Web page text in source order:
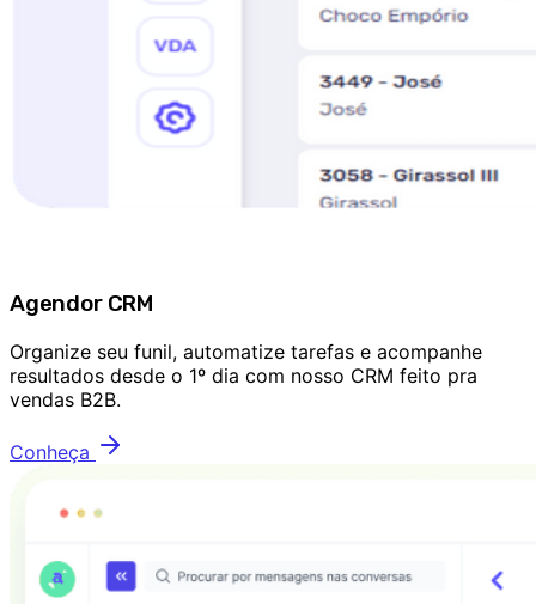
Agendor CRM
Organize seu funil, automatize tarefas e acompanhe
resultados desde o 1º dia com nosso CRM feito pra
vendas B2B.
Conheça